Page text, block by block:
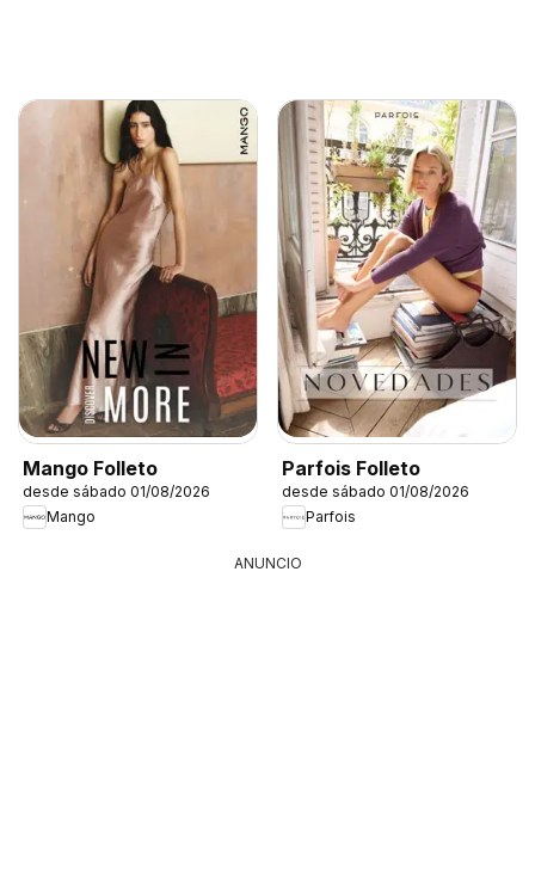
Mango Folleto
desde sábado 01/08/2026
Mango
Parfois Folleto
desde sábado 01/08/2026
Parfois
ANUNCIO